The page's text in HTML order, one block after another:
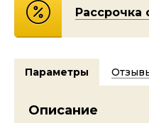
Рассрочка
Параметры
Описание